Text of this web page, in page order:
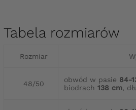
Tabela rozmiarów
Rozmiar
48/50 obwód w pasie 84-
biodrach 138 cm,